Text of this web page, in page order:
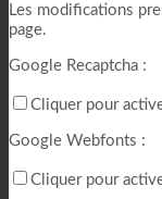
Les modifications
page.
Google Recaptcha :
Cliquer pour
Google Webfonts :
Cliquer pour